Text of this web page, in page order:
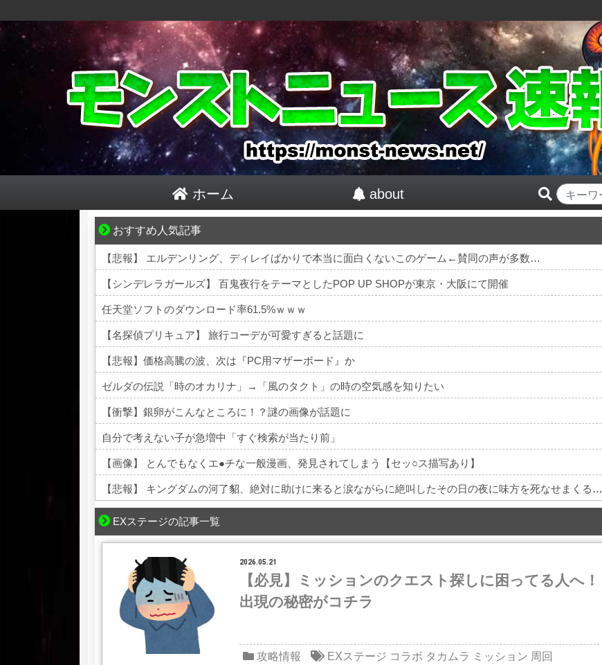
ホーム about
おすすめ人気記事
妻が嫌すぎて壊れていった、ある夫の現実
【悲報】 エルデンリング、ディレイばかりで本当に面白くないこのゲーム←賛同の声が多数…
【シンデレラガールズ】 百鬼夜行をテーマとしたPOP UP SHOPが東京・大阪にて開催
任天堂ソフトのダウンロード率61.5%ｗｗｗ
【名探偵プリキュア】 旅行コーデが可愛すぎると話題に
【悲報】価格高騰の波、次は『PC用マザーボード』か
ゼルダの伝説「時のオカリナ」→「風のタクト」の時の空気感を知りたい
【衝撃】銀卵がこんなところに！？謎の画像が話題に
自分で考えない子が急増中「すぐ検索が当たり前」
【画像】 とんでもなくエ●チな一般漫画、発見されてしまう【セッ○ス描写あり】
【悲報】 キングダムの河了貂、絶対に助けに来ると涙ながらに絶叫したその日の夜に味方を死なせまくる作戦を提案するWWWWWWWWWWWWWWWWWWWWWWWWWWWW
Powered by livedoor 相互RSS
EXステージの記事一覧
2026.05.21
【必見】ミッションのクエスト探しに困ってる人へ！
出現の秘密がコチラ
攻略情報 EXステージ コラボ タカムラ ミッション 周回